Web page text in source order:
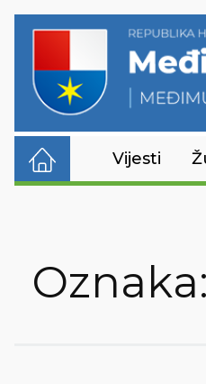
Vijesti
Oznaka: